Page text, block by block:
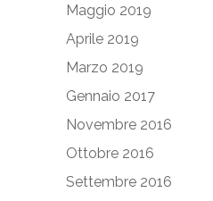
Maggio 2019
Aprile 2019
Marzo 2019
Gennaio 2017
Novembre 2016
Ottobre 2016
Settembre 2016